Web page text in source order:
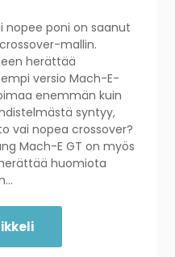
nopee poni on saanut
mallin.
herättää
versio Mach-E-
enemmän kuin
syntyy,
vai nopea crossover?
Mach-E GT on myös
huomiota